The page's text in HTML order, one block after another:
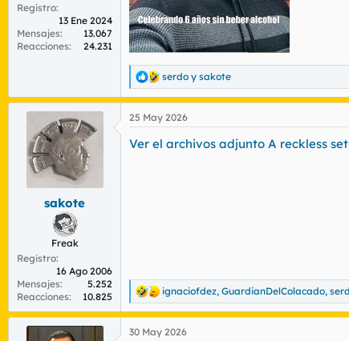
Registro
13 Ene 2024
Mensajes
13.067
Reacciones
24.231
R
e
a
c
i
serdo y sakote
sakote
Freak
Registro
16 Ago 2006
Mensajes
5.252
Reacciones
10.825
25 May 2026
Ver el archivos adjunto A reckless
R
e
a
c
ignaciofdez, GuardianDelColacado,
30 May 2026